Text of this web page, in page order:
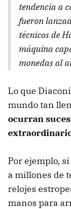
tendencia a
fueron
técnicos de
máquina
monedas al
Lo que
mundo tan
ocurran
Por ejemplo, si
a millones de
relojes
manos para